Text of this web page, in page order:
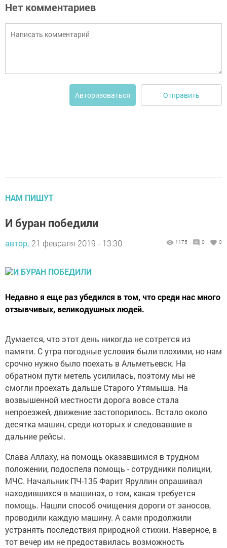
Нет комментариев
Авторизоваться Отправить
НАМ ПИШУТ
И буран победили
автор, 21 февраля 2019 - 13:30 1175 0 0
Недавно я еще раз убедился в том, что среди нас много
отзывчивых, великодушных людей.
Думается, что этот день никогда не сотрется из
памяти. С утра погодные условия были плохими, но нам
срочно нужно было поехать в Альметьевск. На
обратном пути метель усилилась, поэтому мы не
смогли проехать дальше Старого Утямыша. На
возвышенной местности дорога вовсе стала
непроезжей, движение застопорилось. Встало около
десятка машин, среди которых и следовавшие в
дальние рейсы.
Слава Аллаху, на помощь оказавшимся в трудном
положении, подоспела помощь - сотрудники полиции,
МЧС. Начальник ПЧ-135 Фарит Яруллин опрашивал
находившихся в машинах, о том, какая требуется
помощь. Нашли способ очищения дороги от заносов,
проводили каждую машину. А сами продолжили
устранять последствия природной стихии. Наверное, в
тот вечер им не предоставилась возможность